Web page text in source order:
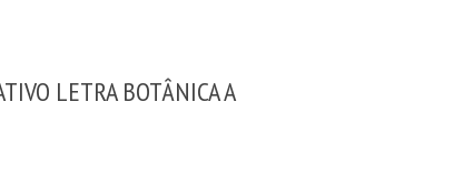
LETRA BOTÂNICA A